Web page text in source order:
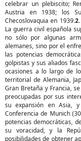
celebrar un plebiscito;
Austria en 1938; los
Checoslovaquia en 1939.
La guerra civil española
no sólo por algunas
alemanes, sino por el
las potencias
golpistas y sus aliados
ocasiones a lo largo de
territorial de Alemania,
Gran Bretaña y Francia,
preocupadas por sus
su expansión en Asia,
Conferencia de Munich
potencias democráticas,
su voracidad, y la
posibilidades de obtener